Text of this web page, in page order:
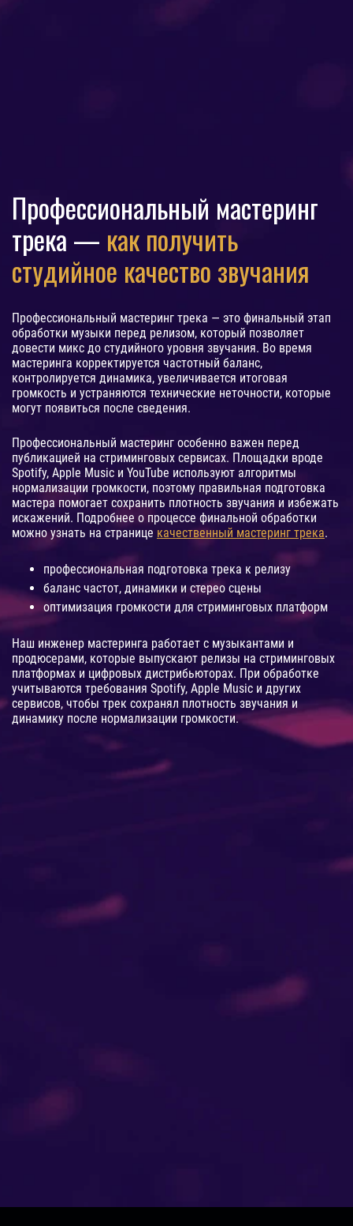
Профессиональный мастеринг
трека — как получить
студийное качество звучания
Профессиональный мастеринг трека — это финальный этап
обработки музыки перед релизом, который позволяет
довести микс до студийного уровня звучания. Во время
мастеринга корректируется частотный баланс,
контролируется динамика, увеличивается итоговая
громкость и устраняются технические неточности, которые
могут появиться после сведения.
Профессиональный мастеринг особенно важен перед
публикацией на стриминговых сервисах. Площадки вроде
Spotify, Apple Music и YouTube используют алгоритмы
нормализации громкости, поэтому правильная подготовка
мастера помогает сохранить плотность звучания и избежать
искажений. Подробнее о процессе финальной обработки
можно узнать на странице качественный мастеринг трека.
профессиональная подготовка трека к релизу
баланс частот, динамики и стерео сцены
оптимизация громкости для стриминговых платформ
Наш инженер мастеринга работает с музыкантами и
продюсерами, которые выпускают релизы на стриминговых
платформах и цифровых дистрибьюторах. При обработке
учитываются требования Spotify, Apple Music и других
сервисов, чтобы трек сохранял плотность звучания и
динамику после нормализации громкости.